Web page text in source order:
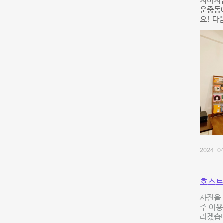
운중
요! 다
2024-
호스
사진을
주 이
리겠습